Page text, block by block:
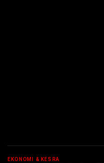
EKONOMI & KESRA